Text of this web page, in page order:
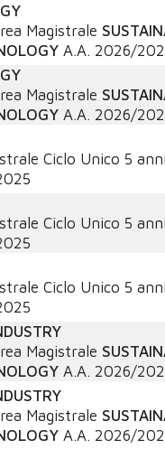
Magistrale
A.A. 2026/
Magistrale
A.A. 2026/
Ciclo Unico 5 anni
Ciclo Unico 5 anni
Ciclo Unico 5 anni
Magistrale
A.A. 2026/
Magistrale
A.A. 2026/